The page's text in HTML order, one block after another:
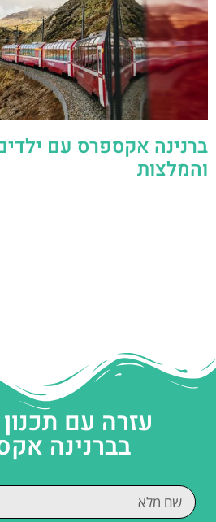
ברנינה אקספרס עם
והמלצות
עזרה עם
בברנינה